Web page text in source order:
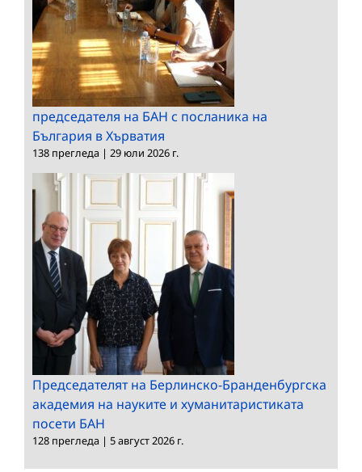
председателя на БАН с посланика на
България в Хърватия
138 прегледа | 29 юли 2026 г.
Председателят на Берлинско-Бранденбургска
академия на науките и хуманитаристиката
посети БАН
128 прегледа | 5 август 2026 г.